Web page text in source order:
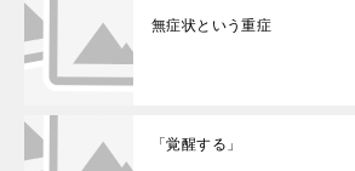
無症状という重症
「覚醒する」